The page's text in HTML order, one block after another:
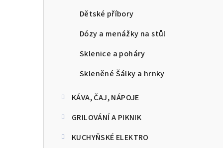
Dětské příbory
Dózy a menážky na stůl
Sklenice a poháry
Skleněné Šálky a hrnky
KÁVA, ČAJ, NÁPOJE
GRILOVÁNÍ A PIKNIK
KUCHYŇSKÉ ELEKTRO